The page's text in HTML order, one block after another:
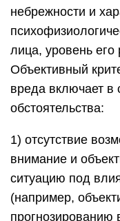
небрежности и
лица, уровень его
Объективный
вреда включает в
обстоятельства:
1) отсутствие
внимание и
ситуацию под
(например,
прогнозированию